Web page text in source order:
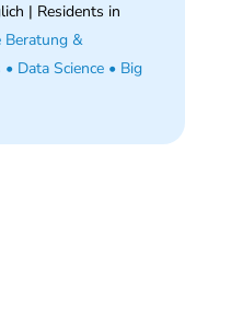
| Residents in
Beratung &
Data Science • Big